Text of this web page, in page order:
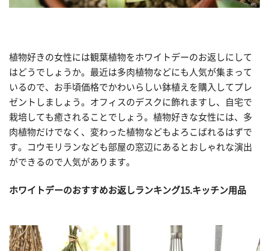
植物好きの女性には観葉植物をホワイトデーのお返しにして
はどうでしょうか。最近は多肉植物などにも人気が集まって
いるので、お手頃価格でかわいらしい鉢植えを購入してプレ
ゼントしましょう。オフィスのデスクに飾れますし、自宅で
栽培しても癒されることでしょう。植物好きな女性には、多
肉植物だけでなく、変わった植物などもよろこばれるはずで
す。コウモリランなども部屋の窓辺にあるとおしゃれな演出
ができるので人気があります。
ホワイトデーのおすすめお返しランキング15.キッチン用品